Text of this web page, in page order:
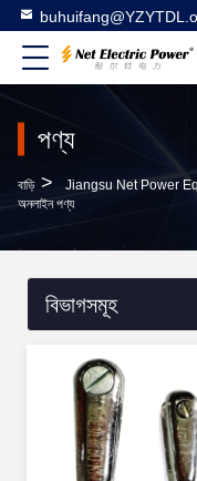
পণ্য
বাড়ি >
Jiangsu Net Power
অনলাইন পণ্য
বিভাগসমূহ